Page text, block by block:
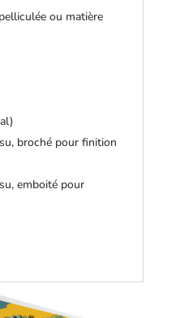
ou matière
broché pour finition
emboité pour